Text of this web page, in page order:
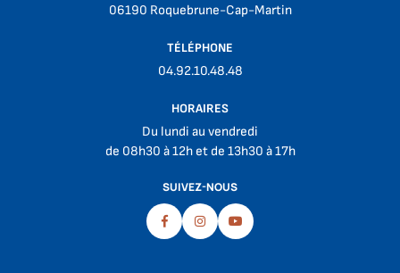
06190 Roquebrune-Cap-Martin
TÉLÉPHONE
04.92.10.48.48
HORAIRES
Du lundi au vendredi
de 08h30 à 12h et de 13h30 à 17h
SUIVEZ-NOUS
FacebookInstagramYoutube